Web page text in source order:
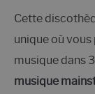
Cette
unique où
musique dans
musique